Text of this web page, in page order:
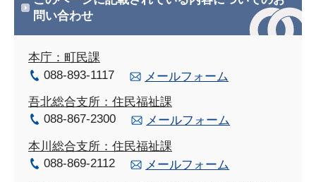
問い合わせ
本庁：町民課
088-893-1117
メールフォーム
吾北総合支所：住民福祉課
088-867-2300
メールフォーム
本川総合支所：住民福祉課
088-869-2112
メールフォーム